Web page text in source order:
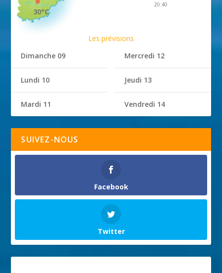
30°C
20:40
Les prévisions
Dimanche 09
Lundi 10
Mardi 11
Mercredi 12
Jeudi 13
Vendredi 14
SUIVEZ-NOUS
Facebook
Twitter